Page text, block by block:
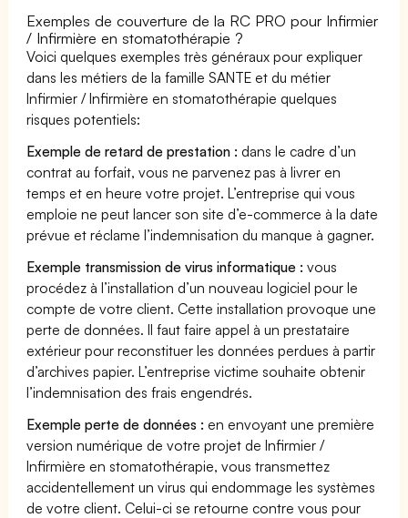
Exemples de couverture de la RC PRO pour Infirmier
/ Infirmière en stomatothérapie ?
Voici quelques exemples très généraux pour expliquer
dans les métiers de la famille SANTE et du métier
Infirmier / Infirmière en stomatothérapie quelques
risques potentiels:
Exemple de retard de prestation : dans le cadre d’un
contrat au forfait, vous ne parvenez pas à livrer en
temps et en heure votre projet. L’entreprise qui vous
emploie ne peut lancer son site d’e-commerce à la date
prévue et réclame l’indemnisation du manque à gagner.
Exemple transmission de virus informatique : vous
procédez à l’installation d’un nouveau logiciel pour le
compte de votre client. Cette installation provoque une
perte de données. Il faut faire appel à un prestataire
extérieur pour reconstituer les données perdues à partir
d’archives papier. L’entreprise victime souhaite obtenir
l’indemnisation des frais engendrés.
Exemple perte de données : en envoyant une première
version numérique de votre projet de Infirmier /
Infirmière en stomatothérapie, vous transmettez
accidentellement un virus qui endommage les systèmes
de votre client. Celui-ci se retourne contre vous pour